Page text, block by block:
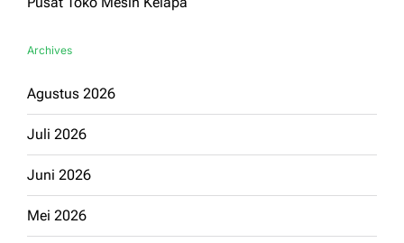
Archives
Agustus 2026
Juli 2026
Juni 2026
Mei 2026